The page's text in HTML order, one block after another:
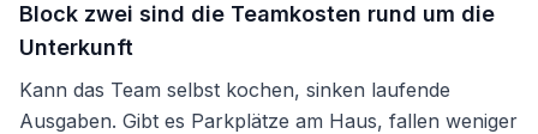
Block zwei sind die Teamkosten rund um die
Unterkunft
Kann das Team selbst kochen, sinken laufende
Ausgaben. Gibt es Parkplätze am Haus, fallen weniger